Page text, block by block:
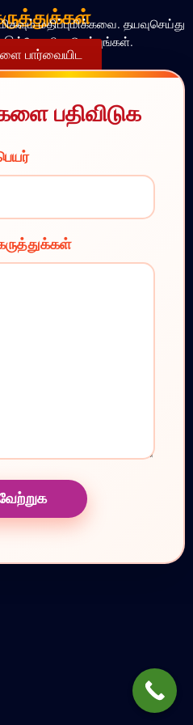
மதிப்புமிக்கவை. தயவுசெய்து
பதிவு செய்யுங்கள்.
பார்வையிட
பதிவிடுக